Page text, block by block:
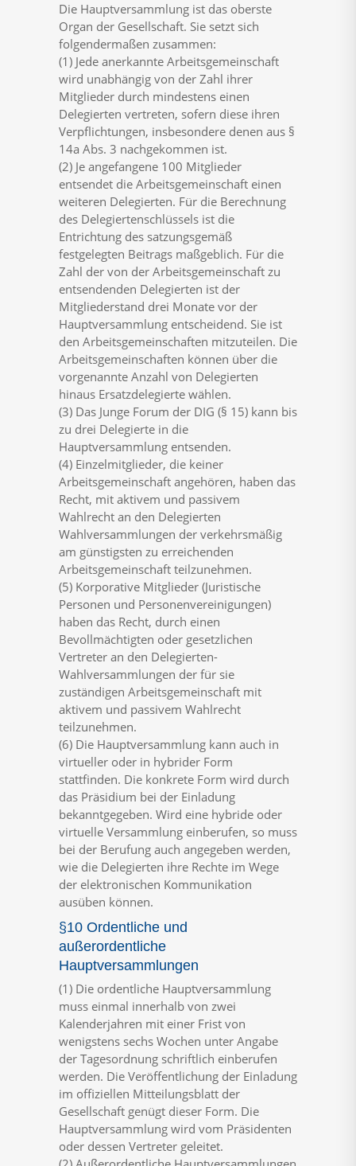
Die Hauptversammlung ist das oberste
Organ der Gesellschaft. Sie setzt sich
folgendermaßen zusammen:
(1) Jede anerkannte Arbeitsgemeinschaft
wird unabhängig von der Zahl ihrer
Mitglieder durch mindestens einen
Delegierten vertreten, sofern diese ihren
Verpflichtungen, insbesondere denen aus §
14a Abs. 3 nachgekommen ist.
(2) Je angefangene 100 Mitglieder
entsendet die Arbeitsgemeinschaft einen
weiteren Delegierten. Für die Berechnung
des Delegiertenschlüssels ist die
Entrichtung des satzungsgemäß
festgelegten Beitrags maßgeblich. Für die
Zahl der von der Arbeitsgemeinschaft zu
entsendenden Delegierten ist der
Mitgliederstand drei Monate vor der
Hauptversammlung entscheidend. Sie ist
den Arbeitsgemeinschaften mitzuteilen. Die
Arbeitsgemeinschaften können über die
vorgenannte Anzahl von Delegierten
hinaus Ersatzdelegierte wählen.
(3) Das Junge Forum der DIG (§ 15) kann bis
zu drei Delegierte in die
Hauptversammlung entsenden.
(4) Einzelmitglieder, die keiner
Arbeitsgemeinschaft angehören, haben das
Recht, mit aktivem und passivem
Wahlrecht an den Delegierten
Wahlversammlungen der verkehrsmäßig
am günstigsten zu erreichenden
Arbeitsgemeinschaft teilzunehmen.
(5) Korporative Mitglieder (Juristische
Personen und Personenvereinigungen)
haben das Recht, durch einen
Bevollmächtigten oder gesetzlichen
Vertreter an den Delegierten-
Wahlversammlungen der für sie
zuständigen Arbeitsgemeinschaft mit
aktivem und passivem Wahlrecht
teilzunehmen.
(6) Die Hauptversammlung kann auch in
virtueller oder in hybrider Form
stattfinden. Die konkrete Form wird durch
das Präsidium bei der Einladung
bekanntgegeben. Wird eine hybride oder
virtuelle Versammlung einberufen, so muss
bei der Berufung auch angegeben werden,
wie die Delegierten ihre Rechte im Wege
der elektronischen Kommunikation
ausüben können.
§10 Ordentliche und
außerordentliche
Hauptversammlungen
(1) Die ordentliche Hauptversammlung
muss einmal innerhalb von zwei
Kalenderjahren mit einer Frist von
wenigstens sechs Wochen unter Angabe
der Tagesordnung schriftlich einberufen
werden. Die Veröffentlichung der Einladung
im offiziellen Mitteilungsblatt der
Gesellschaft genügt dieser Form. Die
Hauptversammlung wird vom Präsidenten
oder dessen Vertreter geleitet.